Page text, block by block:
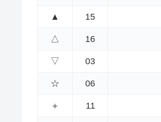
▲ 15
△ 16
▽ 03
☆ 06
＋ 11